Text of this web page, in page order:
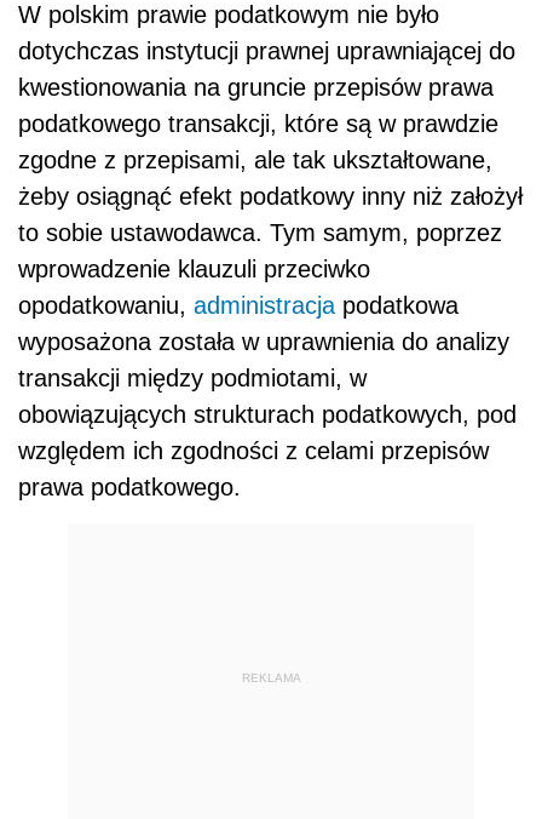
W polskim prawie podatkowym nie było
dotychczas instytucji prawnej uprawniającej do
kwestionowania na gruncie przepisów prawa
podatkowego transakcji, które są w prawdzie
zgodne z przepisami, ale tak ukształtowane,
żeby osiągnąć efekt podatkowy inny niż założył
to sobie ustawodawca. Tym samym, poprzez
wprowadzenie klauzuli przeciwko
opodatkowaniu, administracja podatkowa
wyposażona została w uprawnienia do analizy
transakcji między podmiotami, w
obowiązujących strukturach podatkowych, pod
względem ich zgodności z celami przepisów
prawa podatkowego.
REKLAMA